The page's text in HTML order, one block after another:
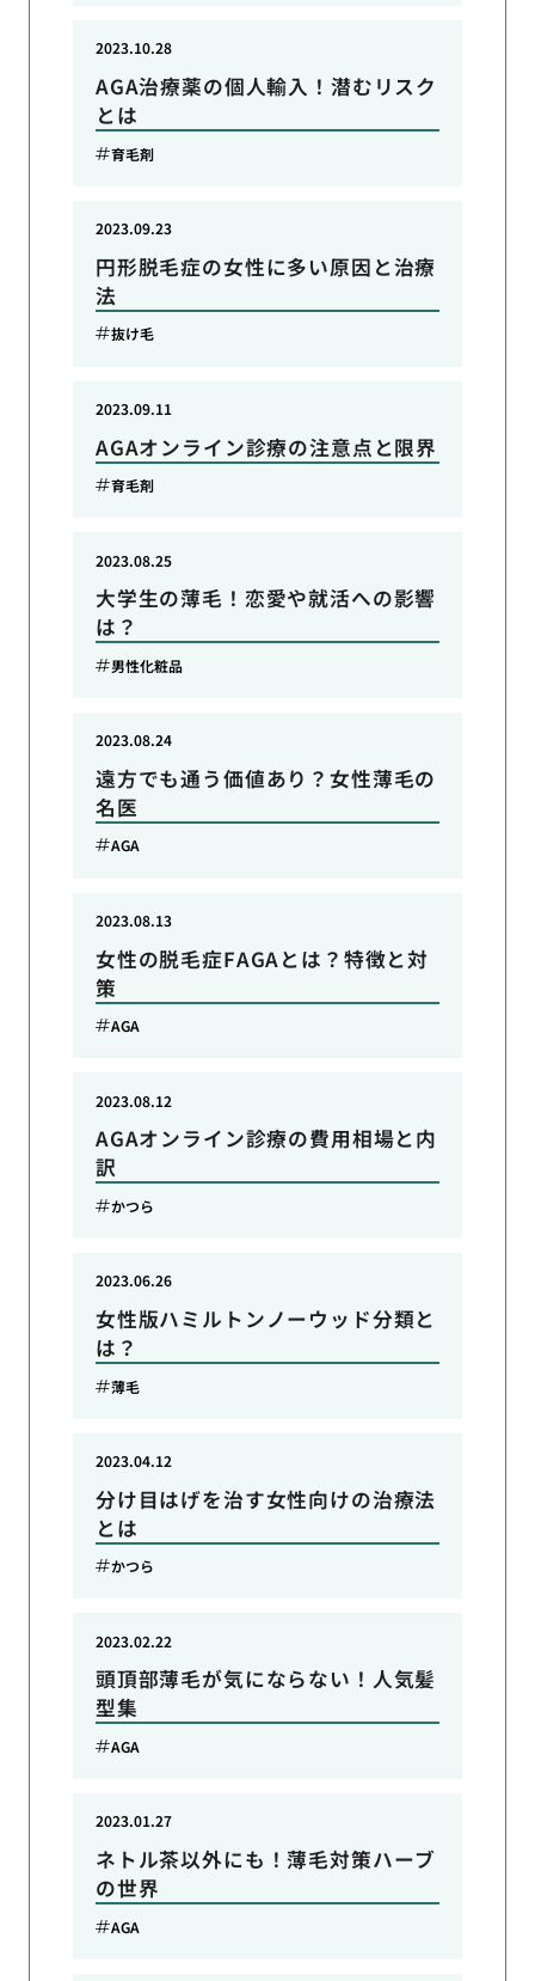
AGA治療薬の個人輸入！潜むリスク
とは
2023.10.28
育毛剤
円形脱毛症の女性に多い原因と治療
法
2023.09.23
抜け毛
AGAオンライン診療の注意点と限界
2023.09.11
育毛剤
大学生の薄毛！恋愛や就活への影響
は？
2023.08.25
男性化粧品
遠方でも通う価値あり？女性薄毛の
名医
2023.08.24
AGA
女性の脱毛症FAGAとは？特徴と対
策
2023.08.13
AGA
AGAオンライン診療の費用相場と内
訳
2023.08.12
かつら
女性版ハミルトンノーウッド分類と
は？
2023.06.26
薄毛
分け目はげを治す女性向けの治療法
とは
2023.04.12
かつら
頭頂部薄毛が気にならない！人気髪
型集
2023.02.22
AGA
ネトル茶以外にも！薄毛対策ハーブ
の世界
2023.01.27
AGA